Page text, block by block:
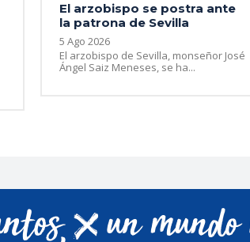
El arzobispo se postra ante
la patrona de Sevilla
5 Ago 2026
El arzobispo de Sevilla, monseñor José
Ángel Saiz Meneses, se ha...